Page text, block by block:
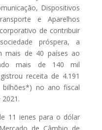
Dispositivos
e Aparelhos
de contribuir
próspera, a
mais de 40 países ao
mais de 140 mil
receita de 4.191
no ano fiscal
11 ienes para o dólar